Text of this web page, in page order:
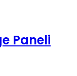
Paneli